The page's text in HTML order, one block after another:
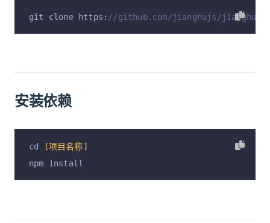
git clone https : //github.com/jianghujs/jianghu-
安装依赖
cd
[项目名称]
npm install